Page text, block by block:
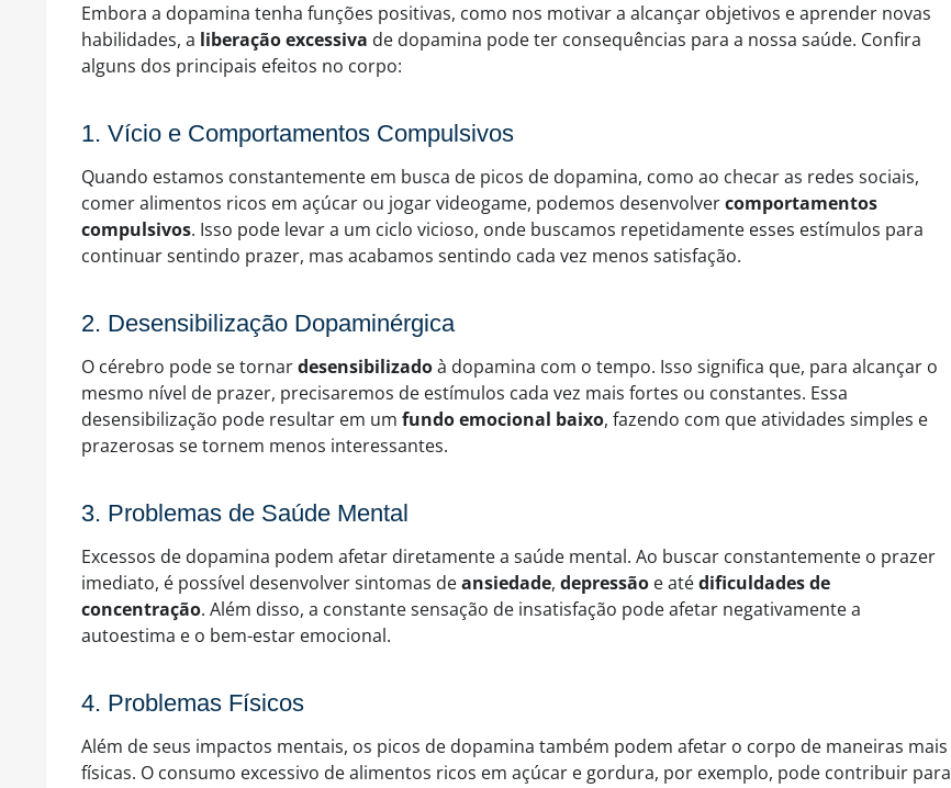
Embora a dopamina tenha funções positivas, como nos motivar a alcançar objetivos e aprender novas
habilidades, a liberação excessiva de dopamina pode ter consequências para a nossa saúde. Confira
alguns dos principais efeitos no corpo:
1. Vício e Comportamentos Compulsivos
Quando estamos constantemente em busca de picos de dopamina, como ao checar as redes sociais,
comer alimentos ricos em açúcar ou jogar videogame, podemos desenvolvercomportamentos
compulsivos. Isso pode levar a um ciclo vicioso, onde buscamos repetidamente esses estímulos para
continuar sentindo prazer, mas acabamos sentindo cada vez menos satisfação.
2. Desensibilização Dopaminérgica
O cérebro pode se tornardesensibilizadoà dopamina com o tempo. Isso significa que, para alcançar o
mesmo nível de prazer, precisaremos de estímulos cada vez mais fortes ou constantes. Essa
desensibilização pode resultar em um fundo emocional baixo, fazendo com que atividades simples e
prazerosas se tornem menos interessantes.
3. Problemas de Saúde Mental
Excessos de dopamina podem afetar diretamente a saúde mental. Ao buscar constantemente o prazer
imediato, é possível desenvolver sintomas deansiedade, depressão e atédificuldades de
concentração. Além disso, a constante sensação de insatisfação pode afetar negativamente a
autoestima e o bem-estar emocional.
4. Problemas Físicos
Além de seus impactos mentais, os picos de dopamina também podem afetar o corpo de maneiras mais
físicas. O consumo excessivo de alimentos ricos em açúcar e gordura, por exemplo, pode contribuir para